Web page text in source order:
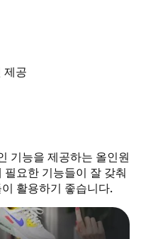
제공
기능을 제공하는 올인원
요한 기능들이 잘 갖춰
활용하기 좋습니다.